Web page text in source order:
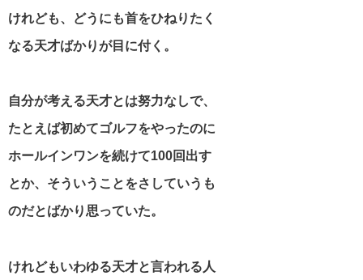
美輪明宏の名言・格言
江原啓之の名言・格言
スティーブ・ジョブズの名言・格言
けれども、どうにも首をひねりたく
なる天才ばかりが目に付く。
自分が考える天才とは努力なしで、
たとえば初めてゴルフをやったのに
ホールインワンを続けて100回出す
とか、そういうことをさしていうも
のだとばかり思っていた。
けれどもいわゆる天才と言われる人